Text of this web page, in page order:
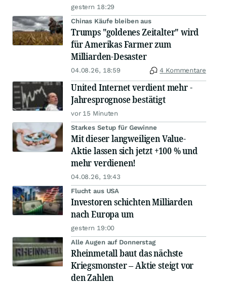
gestern 18:29
Chinas Käufe bleiben aus
Trumps "goldenes Zeitalter" wird
für Amerikas Farmer zum
Milliarden-Desaster
04.08.26, 18:59 4 Kommentare
United Internet verdient mehr -
Jahresprognose bestätigt
vor 15 Minuten
Starkes Setup für Gewinne
Mit dieser langweiligen Value-
Aktie lassen sich jetzt +100 % und
mehr verdienen!
04.08.26, 19:43
Flucht aus USA
Investoren schichten Milliarden
nach Europa um
gestern 19:00
Alle Augen auf Donnerstag
Rheinmetall baut das nächste
Kriegsmonster – Aktie steigt vor
den Zahlen